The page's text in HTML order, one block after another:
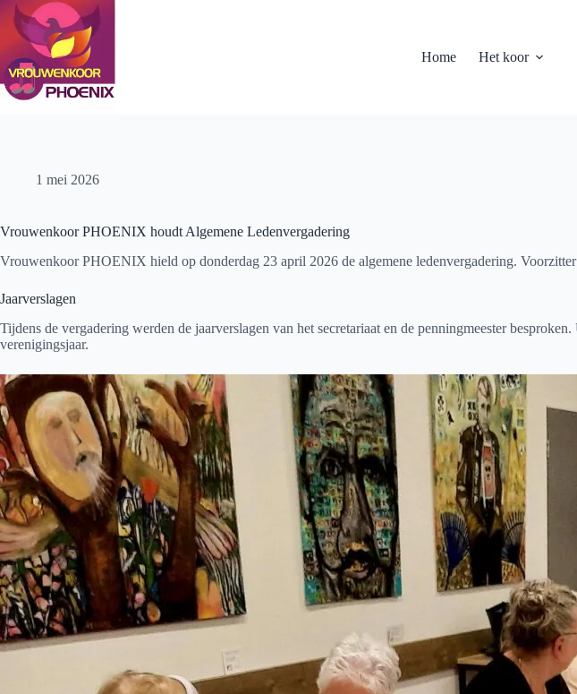
Ga
naar
inhoud
Home Het koor
1 mei 2026
Vrouwenkoor PHOENIX houdt Algemene Ledenvergadering
Vrouwenkoor PHOENIX hield op donderdag 23 april 2026 de algemene ledenvergadering.
Jaarverslagen
Tijdens de vergadering werden de jaarverslagen van het secretariaat en de penningmeester
verenigingsjaar.